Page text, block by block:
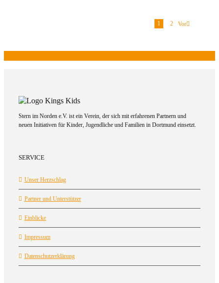
1 2 Vor
Stern im Norden e.V. ist ein Verein, der sich mit erfahrenen Partnern und
neuen Initiativen für Kinder, Jugendliche und Familien in Dortmund einsetzt.
SERVICE
Unser Herzschlag
Partner und Unterstützer
Einblicke
Impressum
Datenschutzerklärung